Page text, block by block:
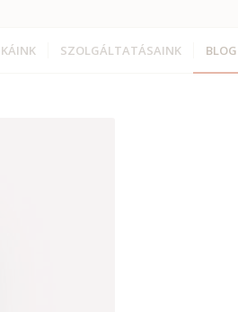
SZOLGÁLTATÁSAINK BLOG